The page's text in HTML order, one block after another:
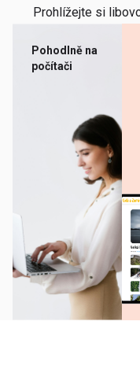
Prohlížejte si
Pohodlně na
počítači